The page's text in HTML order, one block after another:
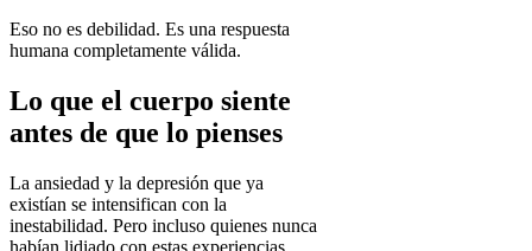
Eso no es debilidad. Es una respuesta
humana completamente válida.
Lo que el cuerpo siente
antes de que lo pienses
La ansiedad y la depresión que ya
existían se intensifican con la
inestabilidad. Pero incluso quienes nunca
habían lidiado con estas experiencias